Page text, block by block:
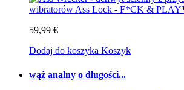
59,99 €
Dodaj do koszyka Koszyk
wąż analny o długości...